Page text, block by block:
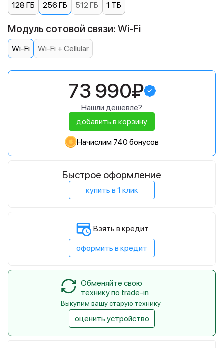
128 ГБ 256 ГБ 512 ГБ 1 ТБ
Модуль сотовой связи: Wi-Fi
Wi-Fi Wi-Fi + Cellular
73 990₽
Нашли дешевле?
добавить в корзину
Начислим 740 бонусов
Быстрое оформление
купить в 1 клик
Взять в кредит
оформить в кредит
Обменяйте свою
технику по trade-in
Выкупим вашу старую технику
оценить устройство